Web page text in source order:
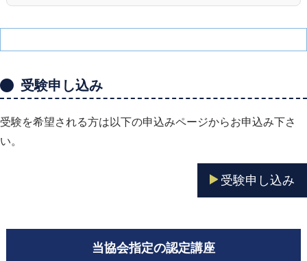
受験申し込み
受験を希望される方は以下の申込みページからお申込み下さ
い。
受験申し込み
当協会指定の認定講座